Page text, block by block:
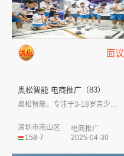
面议
奥松智能 电商推广（83）
奥松智能，专注于3-18岁青少儿人工智能...
158-7
深圳市南山区
电商推广
2025-04-30